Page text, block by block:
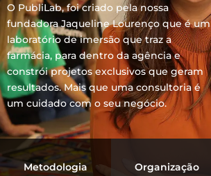
O PubliLab, foi criado pela nossa
fundadora Jaqueline Lourenço que é um
laboratório de imersão que traz a
farmácia, para dentro da agência e
constrói projetos exclusivos que geram
resultados. Mais que uma consultoria é
um cuidado com o seu negócio.
Metodologia Organização